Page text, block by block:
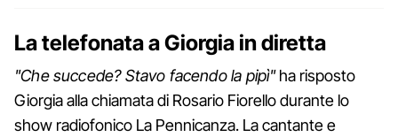
La telefonata a Giorgia in diretta
"Che succede? Stavo facendo la pipì"ha risposto
Giorgia alla chiamata di Rosario Fiorello durante lo
show radiofonico La Pennicanza. La cantante e